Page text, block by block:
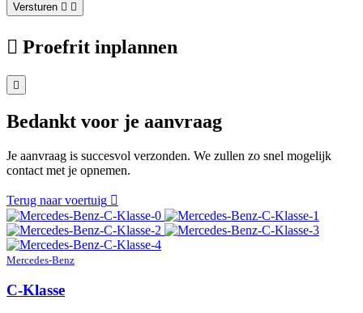
Versturen
Proefrit inplannen
Bedankt voor je aanvraag
Je aanvraag is succesvol verzonden. We zullen zo snel mogelijk
contact met je opnemen.
Terug naar voertuig
Mercedes-Benz
C-Klasse